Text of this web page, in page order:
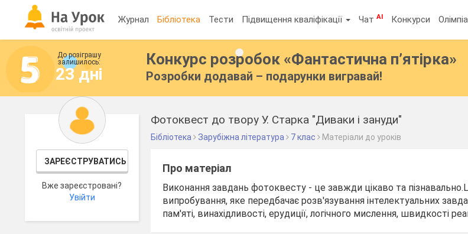
Журнал Бібліотека Тести Підвищення кваліфікації ЧатAI Конкурси
До розіграшу
залишилось:
23 дні
Конкурс розробок «Фантастична п’ятірка»
Розробки додавай – подарунки вигравай!
ЗАРЕЄСТРУВАТИСЬ
Вже зареєстровані?
Увійти
Фотоквест до твору У. Старка "Диваки і зануди"
Бібліотека Зарубіжна література 7 клас Матеріали до уроків
Про матеріал
Виконання завдань фотоквесту - це завжди цікаво та
випробування, яке передбачає розв'язування інтелектуальних
пам'яті, винахідливості, ерудиції, логічного мислення, швидкості